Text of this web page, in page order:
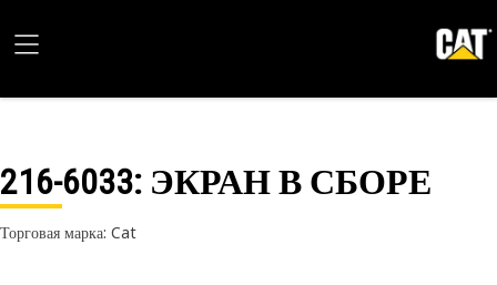
216-6033: ЭКРАН В СБОРЕ
Торговая марка: Cat